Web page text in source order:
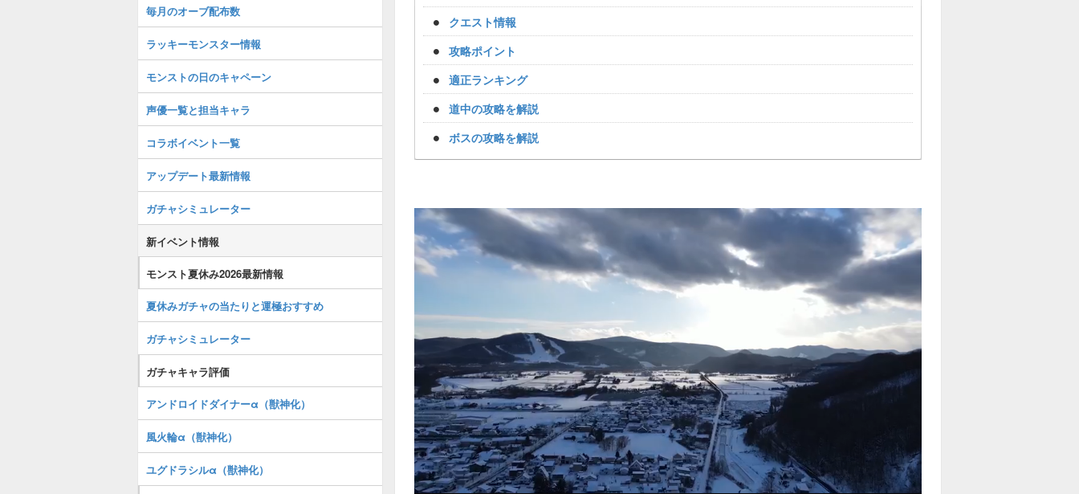
クエスト情報
攻略ポイント
適正ランキング
道中の攻略を解説
ボスの攻略を解説
毎月のオーブ配布数
ラッキーモンスター情報
モンストの日のキャペーン
声優一覧と担当キャラ
コラボイベント一覧
アップデート最新情報
ガチャシミュレーター
新イベント情報
モンスト夏休み2026最新情報
夏休みガチャの当たりと運極おすすめ
ガチャシミュレーター
ガチャキャラ評価
アンドロイドダイナーα（獣神化）
風火輪α（獣神化）
ユグドラシルα（獣神化）